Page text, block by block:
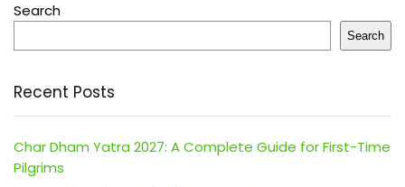
Search
Search
Recent Posts
Char Dham Yatra 2027: A Complete Guide for First-Time
Pilgrims